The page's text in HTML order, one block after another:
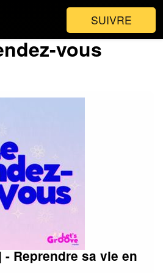
SUIVRE
vous
- Reprendre sa vie en